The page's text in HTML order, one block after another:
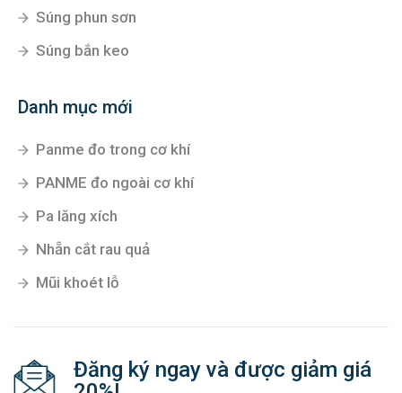
Súng phun sơn
Súng bắn keo
Danh mục mới
Panme đo trong cơ khí
PANME đo ngoài cơ khí
Pa lăng xích
Nhẵn cắt rau quả
Mũi khoét lỗ
Đăng ký ngay và được giảm giá